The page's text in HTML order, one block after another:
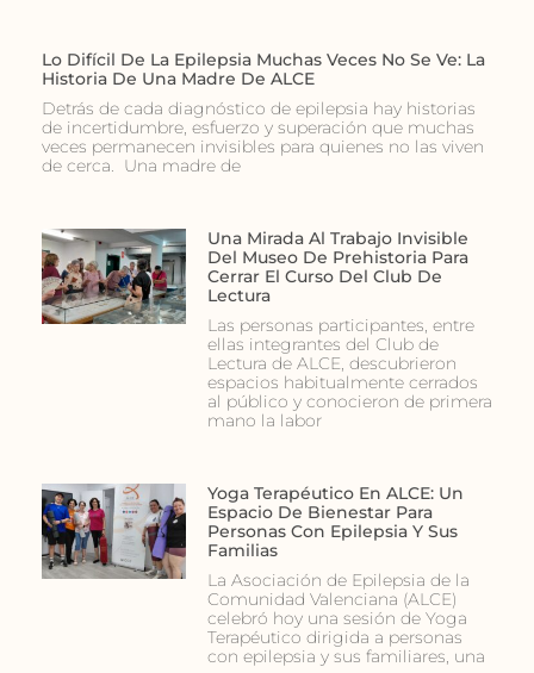
Lo Difícil De La Epilepsia Muchas Veces No Se Ve: La
Historia De Una Madre De ALCE
Detrás de cada diagnóstico de epilepsia hay historias
de incertidumbre, esfuerzo y superación que muchas
veces permanecen invisibles para quienes no las viven
de cerca. Una madre de
Una Mirada Al Trabajo Invisible
Del Museo De Prehistoria Para
Cerrar El Curso Del Club De
Lectura
Las personas participantes, entre
ellas integrantes del Club de
Lectura de ALCE, descubrieron
espacios habitualmente cerrados
al público y conocieron de primera
mano la labor
Yoga Terapéutico En ALCE: Un
Espacio De Bienestar Para
Personas Con Epilepsia Y Sus
Familias
La Asociación de Epilepsia de la
Comunidad Valenciana (ALCE)
celebró hoy una sesión de Yoga
Terapéutico dirigida a personas
con epilepsia y sus familiares, una